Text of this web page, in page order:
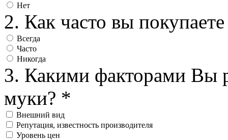
Нет
2. Как часто вы
Всегда
Часто
Никогда
3. Какими факторами Вы
муки? *
Внешний вид
Репутация, известность производителя
Уровень цен